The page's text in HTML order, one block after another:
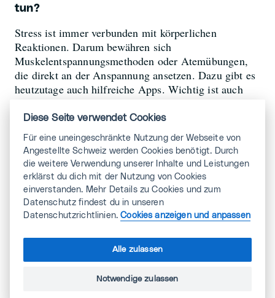
tun?
Stress ist immer verbunden mit körperlichen
Reaktionen. Darum bewähren sich
Muskelentspannungsmethoden oder Atemübungen,
die direkt an der Anspannung ansetzen. Dazu gibt es
heutzutage auch hilfreiche Apps. Wichtig ist auch
werden kann – ein Spaziergang tut schon sehr gut.
Wirksame
Entspannungsmethoden
Diese Seite verwendet Cookies
Für eine uneingeschränkte Nutzung der Webseite von
Angestellte Schweiz werden Cookies benötigt. Durch
die weitere Verwendung unserer Inhalte und Leistungen
erklärst du dich mit der Nutzung von Cookies
einverstanden. Mehr Details zu Cookies und zum
Datenschutz findest du in unseren
Datenschutzrichtlinien.Cookies anzeigen und anpassen
Alle zulassen
Notwendige zulassen